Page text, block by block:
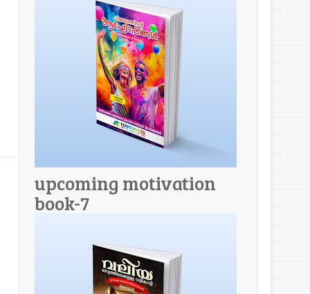
upcoming motivation
book-7